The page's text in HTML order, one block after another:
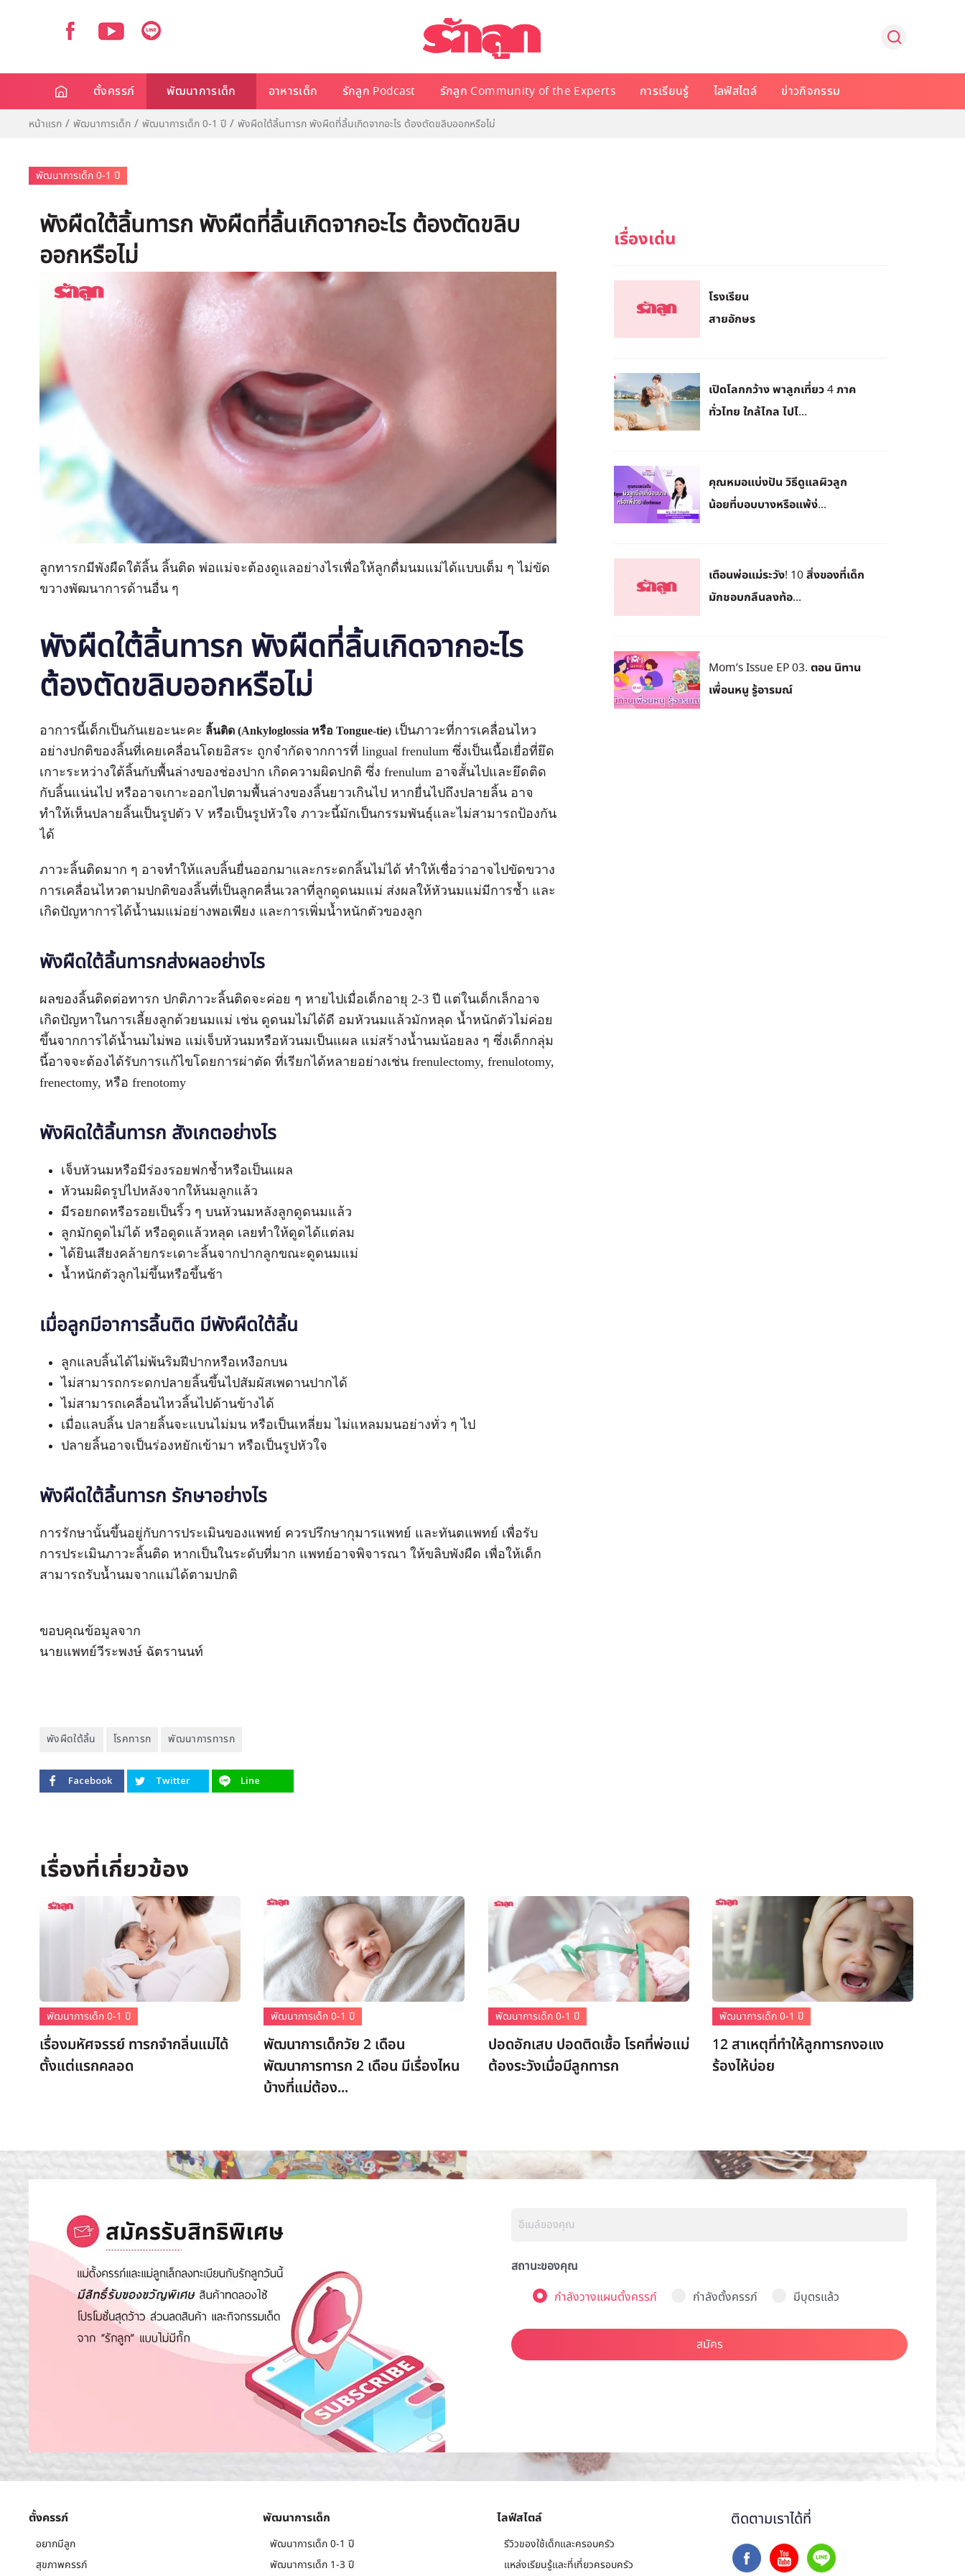
ตั้งครรภ์ พัฒนาการเด็ก อาหารเด็ก รักลูก Podcast รักลูก Community of the Experts การเรียนรู้ ไลฟ์สไตล์ ข่าวกิจกรรม
หน้าแรก พัฒนาการเด็ก พัฒนาการเด็ก 0-1 ปี พังผืดใต้ลิ้นทารก พังผืดที่ลิ้นเกิดจากอะไร ต้องตัดขลิบออกหรือไม่
พัฒนาการเด็ก 0-1 ปี
พังผืดใต้ลิ้นทารก พังผืดที่ลิ้นเกิดจากอะไร ต้องตัดขลิบ
ออกหรือไม่
ลูกทารกมีพังผืดใต้ลิ้น ลิ้นติด พ่อแม่จะต้องดูแลอย่างไรเพื่อให้ลูกดื่มนมแม่ได้แบบเต็ม ๆ ไม่ขัด
ขวางพัฒนาการด้านอื่น ๆ
พังผืดใต้ลิ้นทารก พังผืดที่ลิ้นเกิดจากอะไร
ต้องตัดขลิบออกหรือไม่
อาการนี้เด็กเป็นกันเยอะนะคะ ลิ้นติด (Ankyloglossia หรือ Tongue-tie) เป็นภาวะที่การเคลื่อนไหว
อย่างปกติของลิ้นที่เคยเคลื่อนโดยอิสระ ถูกจำกัดจากการที่ lingual frenulum ซึ่งเป็นเนื้อเยื่อที่ยึด
เกาะระหว่างใต้ลิ้นกับพื้นล่างของช่องปาก เกิดความผิดปกติ ซึ่ง frenulum อาจสั้นไปและยึดติด
กับลิ้นแน่นไป หรืออาจเกาะออกไปตามพื้นล่างของลิ้นยาวเกินไป หากยื่นไปถึงปลายลิ้น อาจ
ทำให้เห็นปลายลิ้นเป็นรูปตัว V หรือเป็นรูปหัวใจ ภาวะนี้มักเป็นกรรมพันธุ์และไม่สามารถป้องกัน
ได้
ภาวะลิ้นติดมาก ๆ อาจทำให้แลบลิ้นยื่นออกมาและกระดกลิ้นไม่ได้ ทำให้เชื่อว่าอาจไปขัดขวาง
การเคลื่อนไหวตามปกติของลิ้นที่เป็นลูกคลื่นเวลาที่ลูกดูดนมแม่ ส่งผลให้หัวนมแม่มีการช้ำ และ
เกิดปัญหาการได้น้ำนมแม่อย่างพอเพียง และการเพิ่มน้ำหนักตัวของลูก
พังผืดใต้ลิ้นทารกส่งผลอย่างไร
ผลของลิ้นติดต่อทารก ปกติภาวะลิ้นติดจะค่อย ๆ หายไปเมื่อเด็กอายุ 2-3 ปี แต่ในเด็กเล็กอาจ
เกิดปัญหาในการเลี้ยงลูกด้วยนมแม่ เช่น ดูดนมไม่ได้ดี อมหัวนมแล้วมักหลุด น้ำหนักตัวไม่ค่อย
ขึ้นจากการได้น้ำนมไม่พอ แม่เจ็บหัวนมหรือหัวนมเป็นแผล แม่สร้างน้ำนมน้อยลง ๆ ซึ่งเด็กกลุ่ม
นี้อาจจะต้องได้รับการแก้ไขโดยการผ่าตัด ที่เรียกได้หลายอย่างเช่น frenulectomy, frenulotomy,
frenectomy, หรือ frenotomy
พังผิดใต้ลิ้นทารก สังเกตอย่างไร
เจ็บหัวนมหรือมีร่องรอยฟกช้ำหรือเป็นแผล
หัวนมผิดรูปไปหลังจากให้นมลูกแล้ว
มีรอยกดหรือรอยเป็นริ้ว ๆ บนหัวนมหลังลูกดูดนมแล้ว
ลูกมักดูดไม่ได้ หรือดูดแล้วหลุด เลยทำให้ดูดได้แต่ลม
ได้ยินเสียงคล้ายกระเดาะลิ้นจากปากลูกขณะดูดนมแม่
น้ำหนักตัวลูกไม่ขึ้นหรือขึ้นช้า
เมื่อลูกมีอาการลิ้นติด มีพังผืดใต้ลิ้น
ลูกแลบลิ้นได้ไม่พ้นริมฝีปากหรือเหงือกบน
ไม่สามารถกระดกปลายลิ้นขึ้นไปสัมผัสเพดานปากได้
ไม่สามารถเคลื่อนไหวลิ้นไปด้านข้างได้
เมื่อแลบลิ้น ปลายลิ้นจะแบนไม่มน หรือเป็นเหลี่ยม ไม่แหลมมนอย่างทั่ว ๆ ไป
ปลายลิ้นอาจเป็นร่องหยักเข้ามา หรือเป็นรูปหัวใจ
พังผืดใต้ลิ้นทารก รักษาอย่างไร
การรักษานั้นขึ้นอยู่กับการประเมินของแพทย์ ควรปรึกษากุมารแพทย์ และทันตแพทย์ เพื่อรับ
การประเมินภาวะลิ้นติด หากเป็นในระดับที่มาก แพทย์อาจพิจารณา ให้ขลิบพังผืด เพื่อให้เด็ก
สามารถรับน้ำนมจากแม่ได้ตามปกติ
ขอบคุณข้อมูลจาก
นายแพทย์วีระพงษ์ ฉัตรานนท์
พังผืดใต้ลิ้น โรคทารก พัฒนาการทารก
Facebook Twitter Line
โรงเรียน
สายอักษร
เปิดโลกกว้าง พาลูกเที่ยว 4 ภาค
ทั่วไทย ใกล้ไกล ไปไ...
คุณหมอแบ่งปัน วิธีดูแลผิวลูก
น้อยที่บอบบางหรือแพ้ง่...
เตือนพ่อแม่ระวัง! 10 สิ่งของที่เด็ก
มักชอบกลืนลงท้อ...
Mom’s Issue EP 03. ตอน นิทาน
เพื่อนหนู รู้อารมณ์
พัฒนาการเด็ก 0-1 ปี
เรื่องมหัศจรรย์ ทารกจำกลิ่นแม่ได้
ตั้งแต่แรกคลอด
พัฒนาการเด็ก 0-1 ปี
พัฒนาการเด็กวัย 2 เดือน
พัฒนาการทารก 2 เดือน มีเรื่องไหน
บ้างที่แม่ต้อง...
พัฒนาการเด็ก 0-1 ปี
ปอดอักเสบ ปอดติดเชื้อ โรคที่พ่อแม่
ต้องระวังเมื่อมีลูกทารก
พัฒนาการเด็ก 0-1 ปี
12 สาเหตุที่ทำให้ลูกทารกงอแง
ร้องไห้บ่อย
สถานะของคุณ
กำลังวางแผนตั้งครรภ์
กำลังตั้งครรภ์ มีบุตรแล้ว
สมัคร
ตั้งครรภ์
อยากมีลูก
สุขภาพครรภ์
พัฒนาการเด็ก
พัฒนาการเด็ก 0-1 ปี
พัฒนาการเด็ก 1-3 ปี
ไลฟ์สไตล์
รีวิวของใช้เด็กและครอบครัว
แหล่งเรียนรู้และที่เที่ยวครอบครัว
ติดตามเราได้ที่